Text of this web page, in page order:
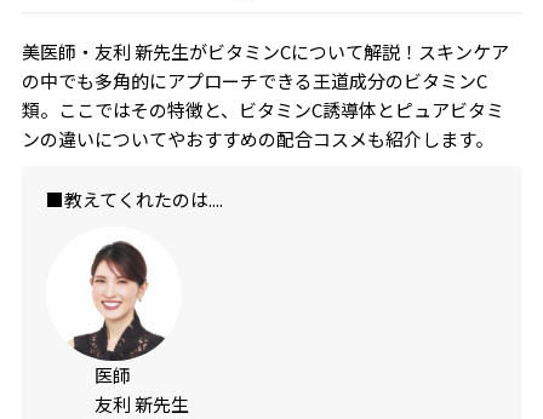
美医師・友利 新先生がビタミンCについて解説！スキンケア
の中でも多角的にアプローチできる王道成分のビタミンC
類。ここではその特徴と、ビタミンC誘導体とピュアビタミ
ンの違いについてやおすすめの配合コスメも紹介します。
■教えてくれたのは....
医師
友利 新先生